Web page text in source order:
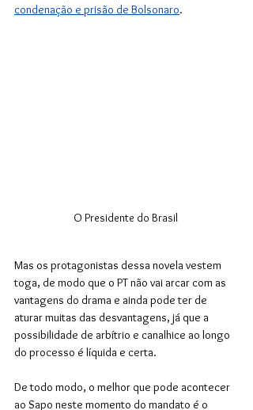
condenação e prisão de Bolsonaro.
O Presidente do Brasil
Mas os protagonistas dessa novela vestem
toga, de modo que o PT não vai arcar com as
vantagens do drama e ainda pode ter de
aturar muitas das desvantagens, já que a
possibilidade de arbítrio e canalhice ao longo
do processo é líquida e certa.
De todo modo, o melhor que pode acontecer
ao Sapo neste momento do mandato é o